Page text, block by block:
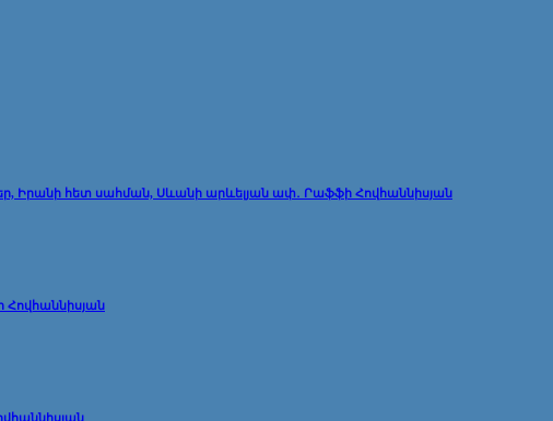
Իրանի հետ սահման, Սևանի արևելյան ափ․ Րաֆֆի Հովհաննիսյան
Հովհաննիսյան